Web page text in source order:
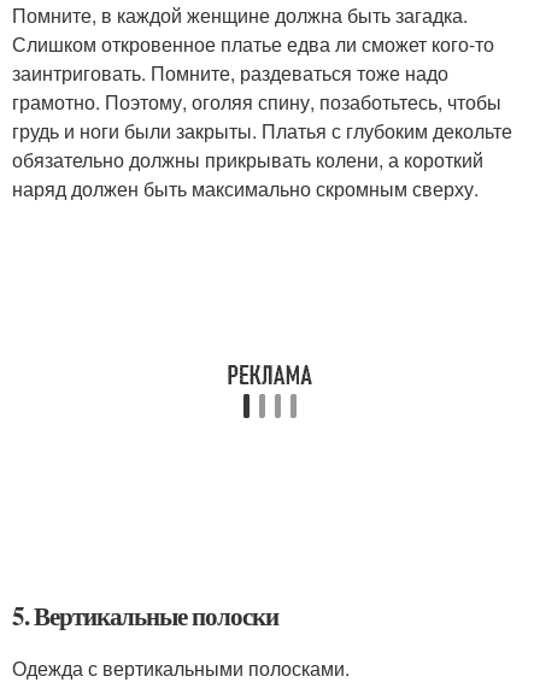
Помните, в каждой женщине должна быть загадка.
Слишком откровенное платье едва ли сможет кого-то
заинтриговать. Помните, раздеваться тоже надо
грамотно. Поэтому, оголяя спину, позаботьтесь, чтобы
грудь и ноги были закрыты. Платья с глубоким декольте
обязательно должны прикрывать колени, а короткий
наряд должен быть максимально скромным сверху.
5. Вертикальные полоски
Одежда с вертикальными полосками.